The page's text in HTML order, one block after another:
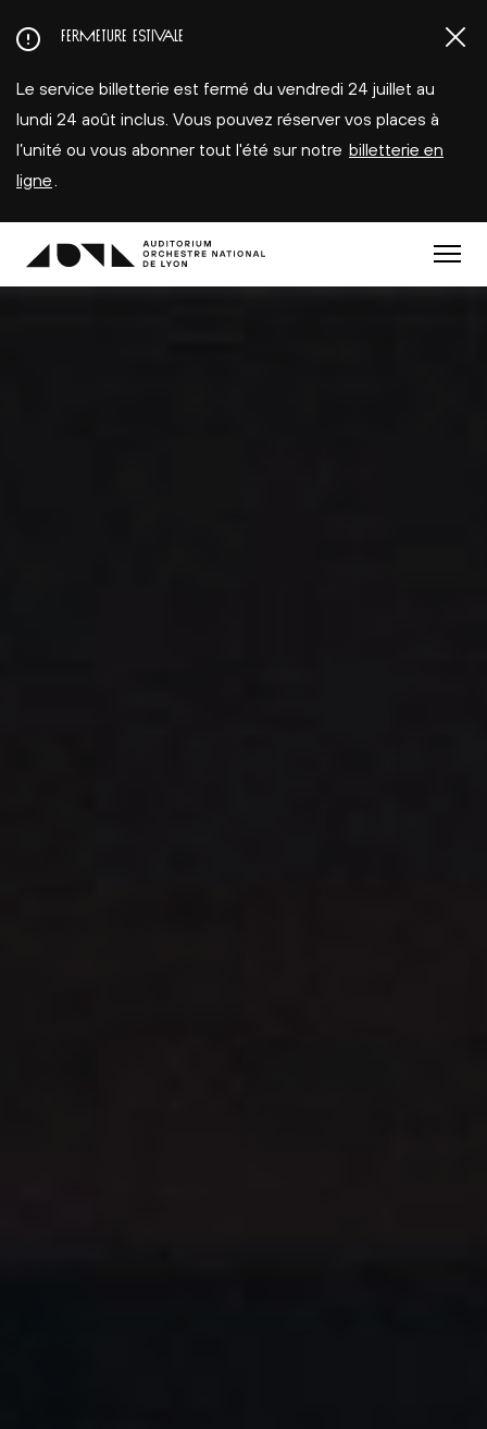
au
principal
FERMETURE ESTIVALE
Le service billetterie est fermé du vendredi 24 juillet au
lundi 24 août inclus. Vous pouvez réserver vos places à
l’unité ou vous abonner tout l'été sur notre billetterie en
ligne
Menu